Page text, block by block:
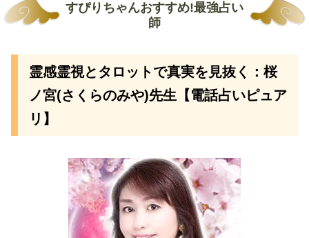
すぴりちゃんおすすめ!最強占い
師
霊感霊視とタロットで真実を見抜く：桜
ノ宮(さくらのみや)先生【電話占いピュア
リ】